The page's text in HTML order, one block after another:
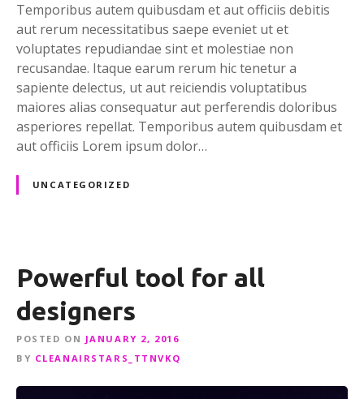
Temporibus autem quibusdam et aut officiis debitis
aut rerum necessitatibus saepe eveniet ut et
voluptates repudiandae sint et molestiae non
recusandae. Itaque earum rerum hic tenetur a
sapiente delectus, ut aut reiciendis voluptatibus
maiores alias consequatur aut perferendis doloribus
asperiores repellat. Temporibus autem quibusdam et
aut officiis Lorem ipsum dolor…
UNCATEGORIZED
Powerful tool for all
designers
POSTED ON JANUARY 2, 2016
BY CLEANAIRSTARS_TTNVKQ